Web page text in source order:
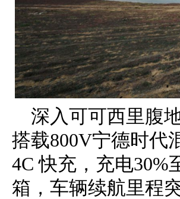
深入可可西里腹
搭载800V宁德时代
4C 快充，充电30%
箱，车辆续航里程